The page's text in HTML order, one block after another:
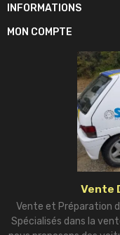
INFORMATIONS
MON COMPTE
Vente
Vente et Préparation
Spécialisés dans la